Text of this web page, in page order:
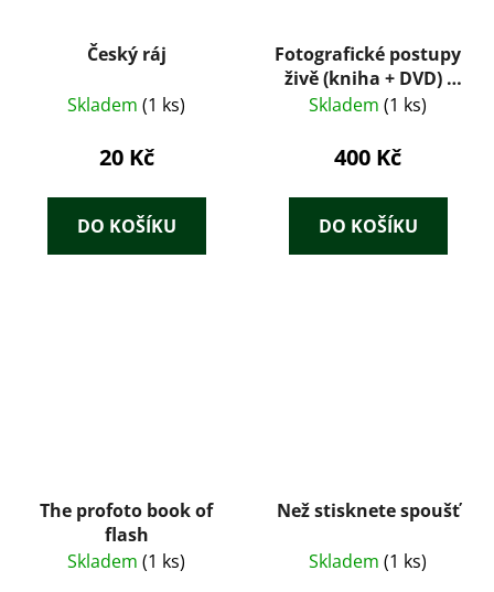
Český ráj
Skladem (1 ks)
20 Kč
DO KOŠÍKU
Fotografické postupy
živě (kniha + DVD) -
Scott Kelby
Skladem (1 ks)
400 Kč
DO KOŠÍKU
The profoto book of
flash
Skladem (1 ks)
Než stisknete spoušť
Skladem (1 ks)